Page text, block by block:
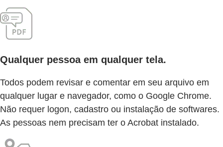
Qualquer pessoa em qualquer tela.
Todos podem revisar e comentar em seu arquivo em
qualquer lugar e navegador, como o Google Chrome.
Não requer logon, cadastro ou instalação de softwares.
As pessoas nem precisam ter o Acrobat instalado.